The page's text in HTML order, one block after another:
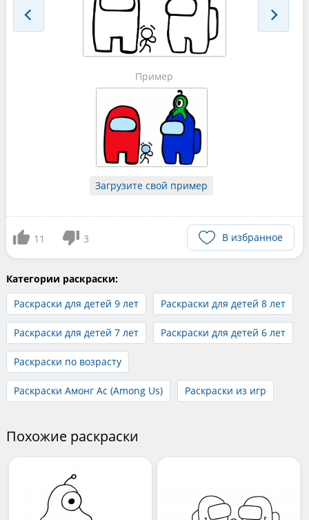
Пример
Загрузите свой пример
11 3 В избранное
Категории раскраски:
Раскраски для детей 9 лет
Раскраски для детей 8 лет
Раскраски для детей 7 лет Раскраски для детей 6 лет
Раскраски по возрасту
Раскраски Амонг Ас (Among Us) Раскраски из игр
Похожие раскраски